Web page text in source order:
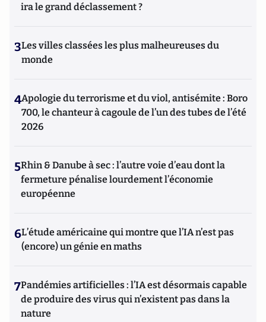
ira le grand déclassement ?
3Les villes classées les plus malheureuses du
monde
4Apologie du terrorisme et du viol, antisémite : Boro
700, le chanteur à cagoule de l’un des tubes de l’été
2026
5Rhin & Danube à sec : l’autre voie d’eau dont la
fermeture pénalise lourdement l’économie
européenne
6L’étude américaine qui montre que l’IA n’est pas
(encore) un génie en maths
7Pandémies artificielles : l’IA est désormais capable
de produire des virus qui n’existent pas dans la
nature